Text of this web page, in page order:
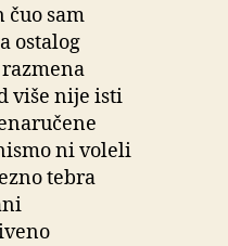
čuo sam
ostalog
više nije isti
ni voleli
tebra